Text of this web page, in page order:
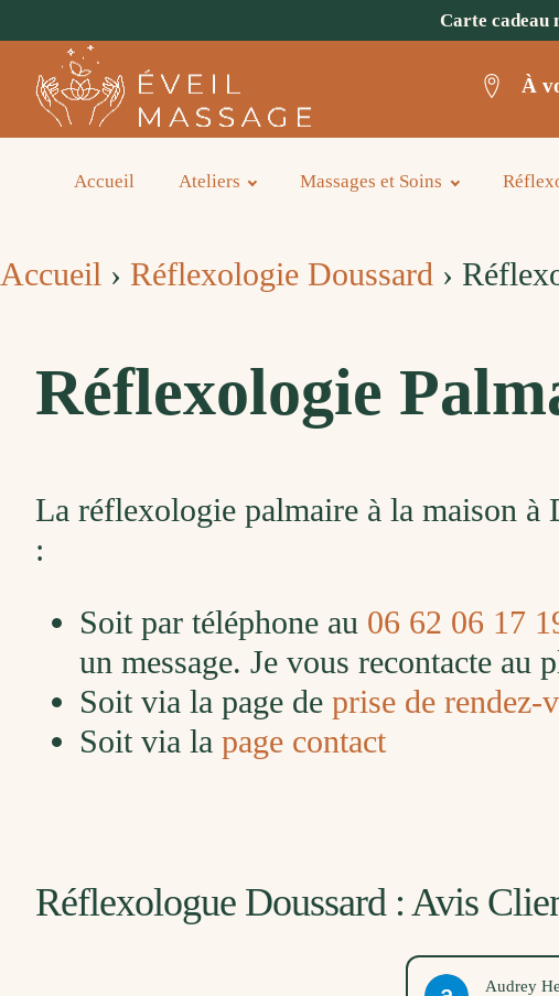
Carte cadeau
À
Accueil Ateliers Massages et Soins
Accueil › Réflexologie Doussard ›
Réflexologie
La réflexologie palmaire à la maison à
:
Soit par téléphone au 06 62 06 17
un message. Je vous recontacte au
Soit via la page de prise de rendez-
Soit via la page contact
Réflexologue Doussard : Avis